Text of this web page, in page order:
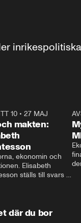
10 •27 MAJ
makten:
ekonomin och
Elisabeth
ställs till svars
där du bor